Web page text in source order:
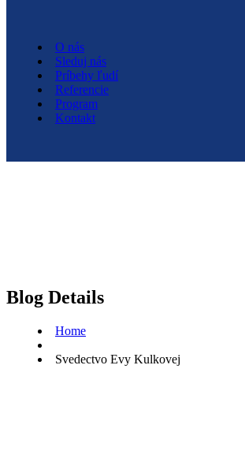
O nás
Sleduj nás
Príbehy ľudí
Referencie
Program
Kontakt
O nás
Sleduj nás
Príbehy ľudí
Referencie
Program
Kontakt
Blog Details
Home
Svedectvo Evy Kulkovej